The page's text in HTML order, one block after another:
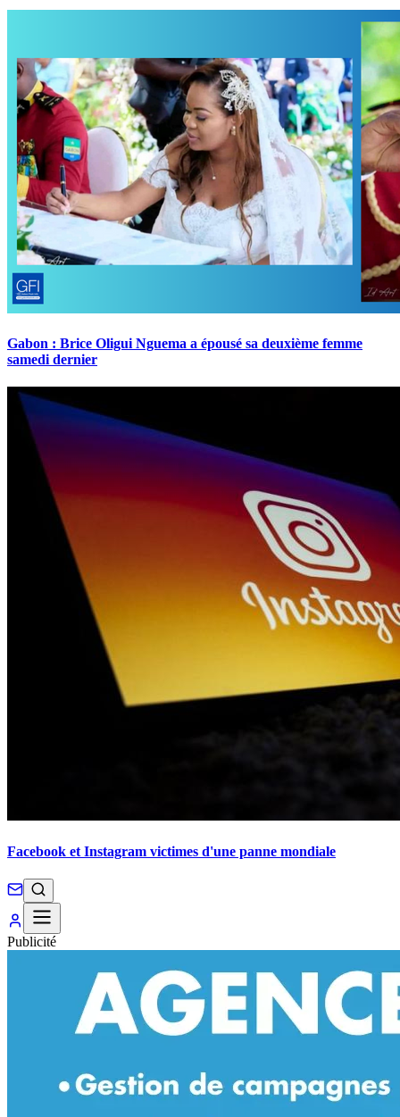
Gabon : Brice Oligui Nguema a épousé sa deuxième femme
samedi dernier
Facebook et Instagram victimes d'une panne mondiale
Publicité